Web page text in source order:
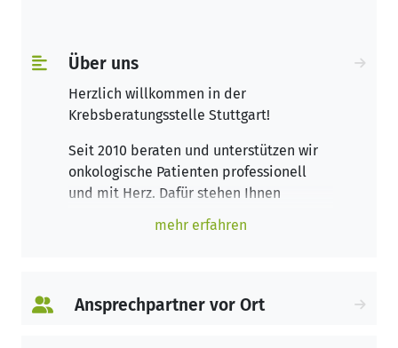
Über uns
Herzlich willkommen in der
Krebsberatungsstelle Stuttgart!
Seit 2010 beraten und unterstützen wir
onkologische Patienten professionell
und mit Herz. Dafür stehen Ihnen
Seite und beraten Sie angelehnt an die
auf die Bedürfnisse der onkologischen
mehr erfahren
Ansprechpartner vor Ort